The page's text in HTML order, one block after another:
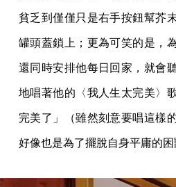
貧乏到僅僅只是右手按鈕幫芥
罐頭蓋鎖上；更為可笑的是，
還同時安排他每日回家，就會
地唱著他的〈我人生太完美〉
完美了」（雖然刻意要唱這樣
好像也是為了擺脫自身平庸的困